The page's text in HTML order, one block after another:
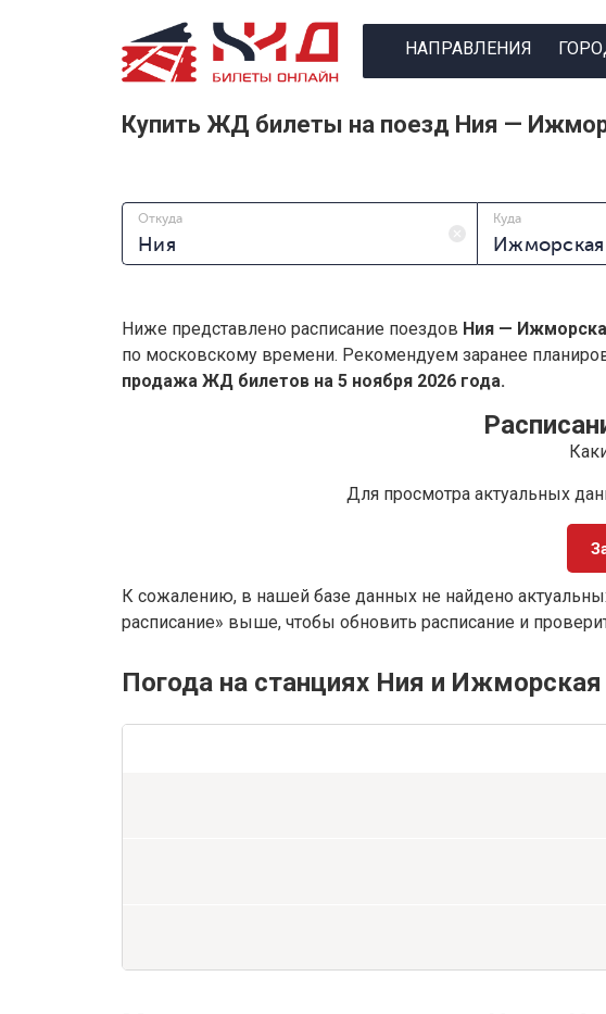
НАПРАВЛЕНИЯ
Купить ЖД билеты на поезд Ния —
Откуда Куда
Ниже представлено расписание поездов Ния —
по московскому времени. Рекомендуем заранее
продажа ЖД билетов на 5 ноября 2026 года.
Для просмотра актуальных
К сожалению, в нашей базе данных не найдено
расписание» выше, чтобы обновить расписание и
Погода на станциях Ния и Ижморская